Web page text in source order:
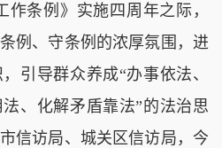
条例》实施四周年之际，
例、守条例的浓厚氛围，进
引导群众养成“办事依法、
、化解矛盾靠法”的法治思
信访局、城关区信访局，今